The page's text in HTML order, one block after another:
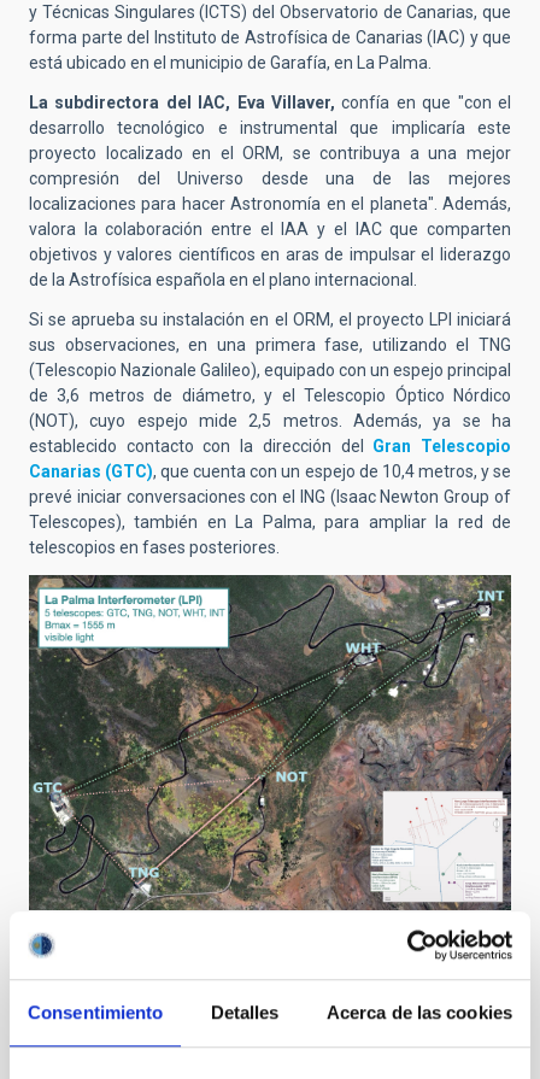
Consentimiento Detalles Acerca de las cookies
y Técnicas Singulares (ICTS) del Observatorio de Canarias, que
forma parte del Instituto de Astrofísica de Canarias (IAC) y que
está ubicado en el municipio de Garafía, en La Palma.
La subdirectora del IAC, Eva Villaver, confía en que "con el
desarrollo tecnológico e instrumental que implicaría este
proyecto localizado en el ORM, se contribuya a una mejor
compresión del Universo desde una de las mejores
localizaciones para hacer Astronomía en el planeta". Además,
valora la colaboración entre el IAA y el IAC que comparten
objetivos y valores científicos en aras de impulsar el liderazgo
de la Astrofísica española en el plano internacional.
Si se aprueba su instalación en el ORM, el proyecto LPI iniciará
sus observaciones, en una primera fase, utilizando el TNG
(Telescopio Nazionale Galileo), equipado con un espejo principal
de 3,6 metros de diámetro, y el Telescopio Óptico Nórdico
(NOT), cuyo espejo mide 2,5 metros. Además, ya se ha
establecido contacto con la dirección del Gran Telescopio
Canarias (GTC), que cuenta con un espejo de 10,4 metros, y se
prevé iniciar conversaciones con el ING (Isaac Newton Group of
Telescopes), también en La Palma, para ampliar la red de
telescopios en fases posteriores.
Un desafío tecnológico
Gracias a los avances de lossensores SPADde lectura
ultrarrápida y a la red de telescopios ópticos en el Observatorio
correlacionar señales en tiempos extremadamente cortos.